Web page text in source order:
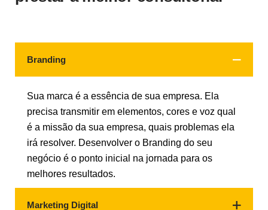
Branding
Sua marca é a essência de sua empresa. Ela
precisa transmitir em elementos, cores e voz qual
é a missão da sua empresa, quais problemas ela
irá resolver. Desenvolver o Branding do seu
negócio é o ponto inicial na jornada para os
melhores resultados.
Marketing Digital